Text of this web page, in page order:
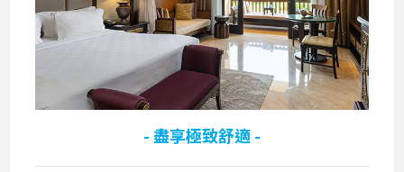
- 盡享極致舒適 -